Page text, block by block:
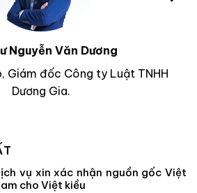
Nguyễn Văn Dương
Giám đốc Công ty Luật TNHH
Dương Gia.
vụ xin xác nhận nguồn gốc Việt
cho Việt kiều